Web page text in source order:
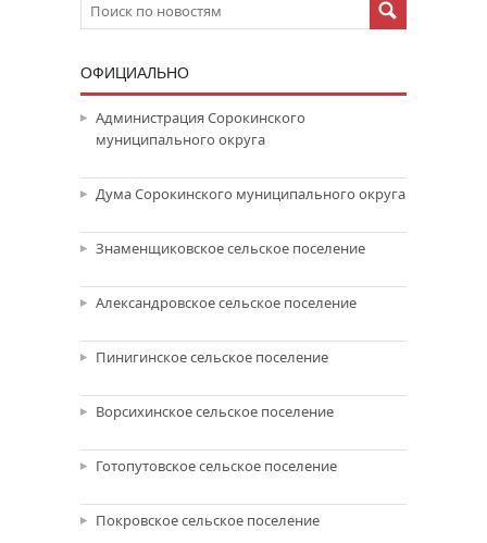
ОФИЦИАЛЬНО
Администрация Сорокинского
муниципального округа
Дума Сорокинского муниципального округа
Знаменщиковское сельское поселение
Александровское сельское поселение
Пинигинское сельское поселение
Ворсихинское сельское поселение
Готопутовское сельское поселение
Покровское сельское поселение